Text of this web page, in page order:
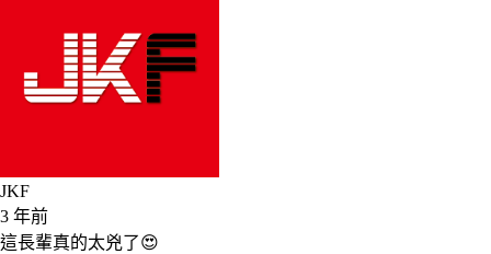
JKF
3 年前
這長輩真的太兇了😍